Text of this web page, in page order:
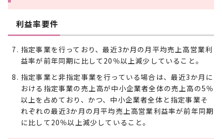
利益率要件
指定事業を行っており、最近3か月の月平均売上高営業利
益率が前年同期に比して20％以上減少していること。
指定事業と非指定事業を行っている場合は、最近3か月に
おける指定事業の売上高が中小企業者全体の売上高の5％
以上を占めており、かつ、中小企業者全体と指定事業そ
れぞれの最近3か月の月平均売上高営業利益率が前年同期
に比して20％以上減少していること。